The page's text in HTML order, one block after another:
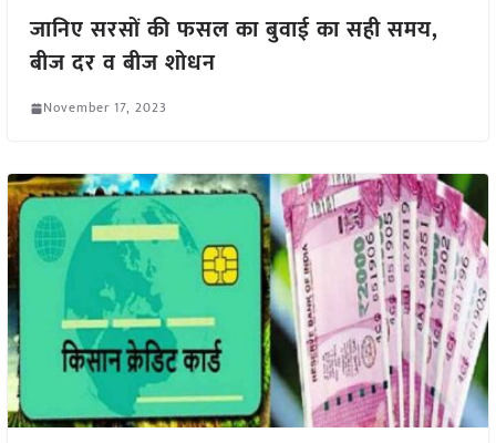
जानिए सरसों की फसल का बुवाई का सही समय,
बीज दर व बीज शोधन
November 17, 2023